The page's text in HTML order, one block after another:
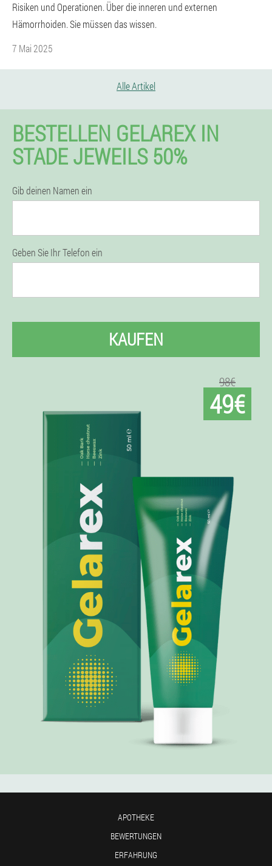
Risiken und Operationen. Über die inneren und externen
Hämorrhoiden. Sie müssen das wissen.
7 Mai 2025
Alle Artikel
BESTELLEN GELAREX IN
STADE JEWEILS 50%
Gib deinen Namen ein
Geben Sie Ihr Telefon ein
KAUFEN
98€
49€
APOTHEKE
BEWERTUNGEN
ERFAHRUNG